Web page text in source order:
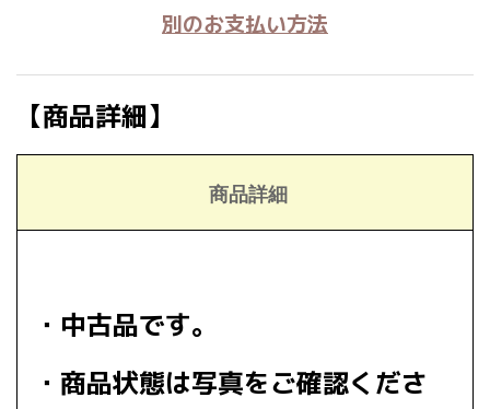
別のお支払い方法
【商品詳細】
商品詳細
・中古品です。
・商品状態は写真をご確認くださ